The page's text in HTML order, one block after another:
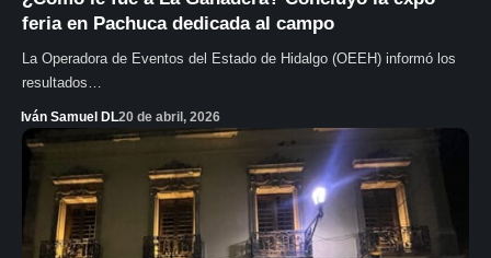
feria en Pachuca dedicada al campo
La Operadora de Eventos del Estado de Hidalgo (OEEH) informó los
resultados…
Iván Samuel DL20 de abril, 2026